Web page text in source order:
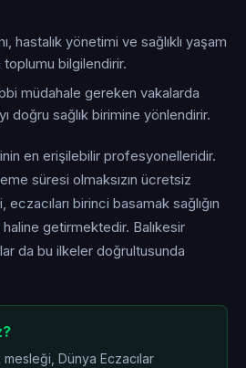
hastalık yönetimi ve sağlıklı yaşam
toplumu bilgilendirir.
müdahale gereken vakalarda
doğru sağlık birimine yönlendirir.
en erişilebilir profesyonelleridir.
süresi olmaksızın ücretsiz
eczacıları birinci basamak sağlığın
getirmektedir. Balıkesir
da bu ilkeler doğrultusunda
Dünya Eczacılar